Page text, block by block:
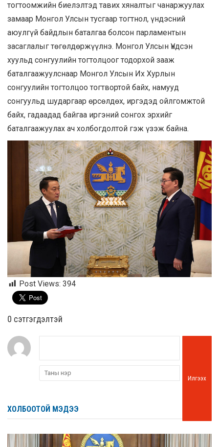
тогтоомжийн биелэлтэд тавих хяналтыг чанаржуулах
замаар Монгол Улсын тусгаар тогтнол, үндэсний
аюулгүй байдлын баталгаа болсон парламентын
засаглалыг төгөлдөржүүлнэ. Монгол Улсын Үндсэн
хуульд сонгуулийн тогтолцоог тодорхой зааж
баталгаажуулснаар Монгол Улсын Их Хурлын
сонгуулийн тогтолцоо тогтвортой байх, намууд
сонгуульд шударгаар өрсөлдөх, иргэдэд ойлгомжтой
байх, гадаадад байгаа иргэний сонгох эрхийг
баталгаажуулах ач холбогдолтой гэж үзэж байна.
Post Views: 394
0 cэтгэгдэлтэй
Илгээх
ХОЛБООТОЙ МЭДЭЭ